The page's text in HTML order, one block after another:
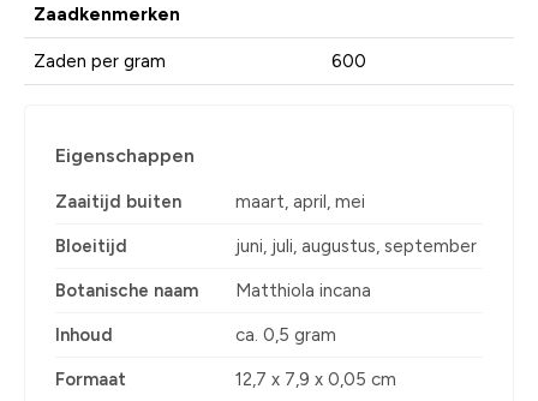
Zaadkenmerken
Zaden per gram 600
Eigenschappen
Zaaitijd buiten maart, april, mei
Bloeitijd juni, juli, augustus, september
Botanische naam Matthiola incana
Inhoud ca. 0,5 gram
Formaat 12,7 x 7,9 x 0,05 cm